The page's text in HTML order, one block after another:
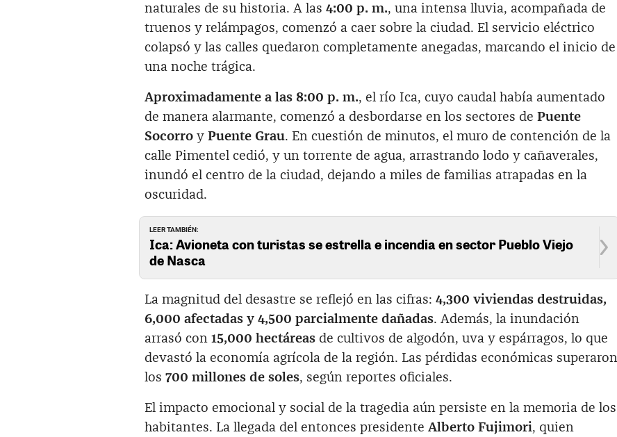
naturales de su historia. A las 4:00 p. m., una intensa lluvia, acompañada de
truenos y relámpagos, comenzó a caer sobre la ciudad. El servicio eléctrico
colapsó y las calles quedaron completamente anegadas, marcando el inicio de
una noche trágica.
Aproximadamente a las 8:00 p. m., el río Ica, cuyo caudal había aumentado
de manera alarmante, comenzó a desbordarse en los sectores de Puente
Socorro y Puente Grau. En cuestión de minutos, el muro de contención de la
calle Pimentel cedió, y un torrente de agua, arrastrando lodo y cañaverales,
inundó el centro de la ciudad, dejando a miles de familias atrapadas en la
oscuridad.
LEER TAMBIÉN:
Ica: Avioneta con turistas se estrella e incendia en sector Pueblo Viejo
de Nasca
La magnitud del desastre se reflejó en las cifras: 4,300 viviendas destruidas,
6,000 afectadas y 4,500 parcialmente dañadas. Además, la inundación
arrasó con 15,000 hectáreas de cultivos de algodón, uva y espárragos, lo que
devastó la economía agrícola de la región. Las pérdidas económicas superaron
los 700 millones de soles, según reportes oficiales.
El impacto emocional y social de la tragedia aún persiste en la memoria de los
habitantes. La llegada del entonces presidente Alberto Fujimori, quien